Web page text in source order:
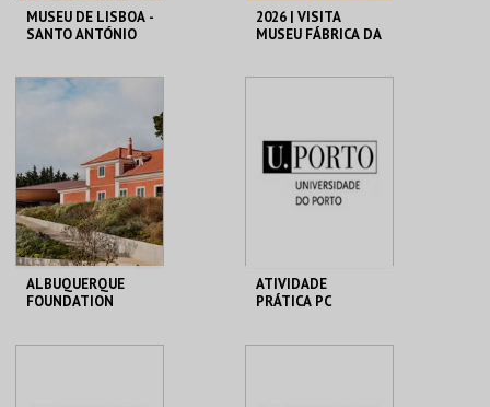
MUSEU DE LISBOA -
SANTO ANTÓNIO
ML - SANTO
ANTÓNIO
MAIS INFO
COMPRAR
2026 | VISITA
MUSEU FÁBRICA DA
MAIS INFO
COMPRAR
ALBUQUERQUE
FOUNDATION
ATIVIDADE
PRÁTICA PC